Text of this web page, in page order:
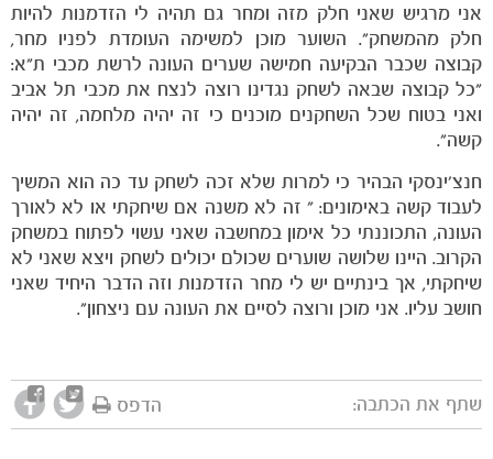
משחקים
ותוצאות
אני מרגיש שאני חלק מזה ומחר גם תהיה לי הזדמנות להיות
חלק מהמשחק". השוער מוכן למשימה העומדת לפניו מחר,
קבוצה שכבר הבקיעה חמישה שערים העונה לרשת מכבי ת"א:
"כל קבוצה שבאה לשחק נגדינו רוצה לנצח את מכבי תל אביב
ואני בטוח שכל השחקנים מוכנים כי זה יהיה מלחמה, זה יהיה
קשה".
חנצ'ינסקי הבהיר כי למרות שלא זכה לשחק עד כה הוא המשיך
לעבוד קשה באימונים: " זה לא משנה אם שיחקתי או לא לאורך
העונה, התכוננתי כל אימון במחשבה שאני עשוי לפתוח במשחק
הקרוב. היינו שלושה שוערים שכולם יכולים לשחק ויצא שאני לא
שיחקתי, אך בינתיים יש לי מחר הזדמנות וזה הדבר היחיד שאני
חושב עליו. אני מוכן ורוצה לסיים את העונה עם ניצחון".
שתף את הכתבה: הדפס